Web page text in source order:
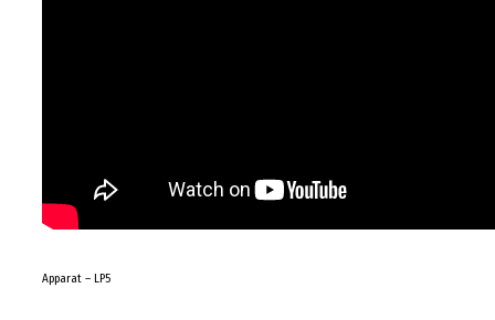
Apparat – LP5